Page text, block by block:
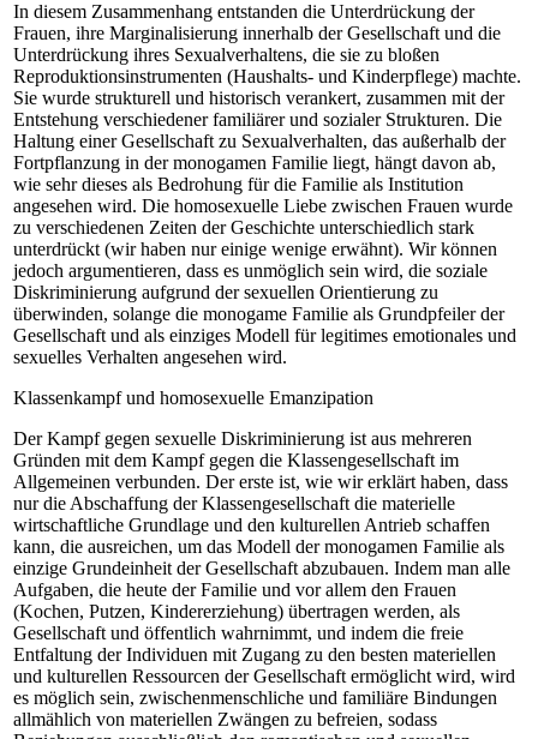
In diesem Zusammenhang entstanden die Unterdrückung der
Frauen, ihre Marginalisierung innerhalb der Gesellschaft und die
Unterdrückung ihres Sexualverhaltens, die sie zu bloßen
Reproduktionsinstrumenten (Haushalts- und Kinderpflege) machte.
Sie wurde strukturell und historisch verankert, zusammen mit der
Entstehung verschiedener familiärer und sozialer Strukturen. Die
Haltung einer Gesellschaft zu Sexualverhalten, das außerhalb der
Fortpflanzung in der monogamen Familie liegt, hängt davon ab,
wie sehr dieses als Bedrohung für die Familie als Institution
angesehen wird. Die homosexuelle Liebe zwischen Frauen wurde
zu verschiedenen Zeiten der Geschichte unterschiedlich stark
unterdrückt (wir haben nur einige wenige erwähnt). Wir können
jedoch argumentieren, dass es unmöglich sein wird, die soziale
Diskriminierung aufgrund der sexuellen Orientierung zu
überwinden, solange die monogame Familie als Grundpfeiler der
Gesellschaft und als einziges Modell für legitimes emotionales und
sexuelles Verhalten angesehen wird.
Klassenkampf und homosexuelle Emanzipation
Der Kampf gegen sexuelle Diskriminierung ist aus mehreren
Gründen mit dem Kampf gegen die Klassengesellschaft im
Allgemeinen verbunden. Der erste ist, wie wir erklärt haben, dass
nur die Abschaffung der Klassengesellschaft die materielle
wirtschaftliche Grundlage und den kulturellen Antrieb schaffen
kann, die ausreichen, um das Modell der monogamen Familie als
einzige Grundeinheit der Gesellschaft abzubauen. Indem man alle
Aufgaben, die heute der Familie und vor allem den Frauen
(Kochen, Putzen, Kindererziehung) übertragen werden, als
Gesellschaft und öffentlich wahrnimmt, und indem die freie
Entfaltung der Individuen mit Zugang zu den besten materiellen
und kulturellen Ressourcen der Gesellschaft ermöglicht wird, wird
es möglich sein, zwischenmenschliche und familiäre Bindungen
allmählich von materiellen Zwängen zu befreien, sodass